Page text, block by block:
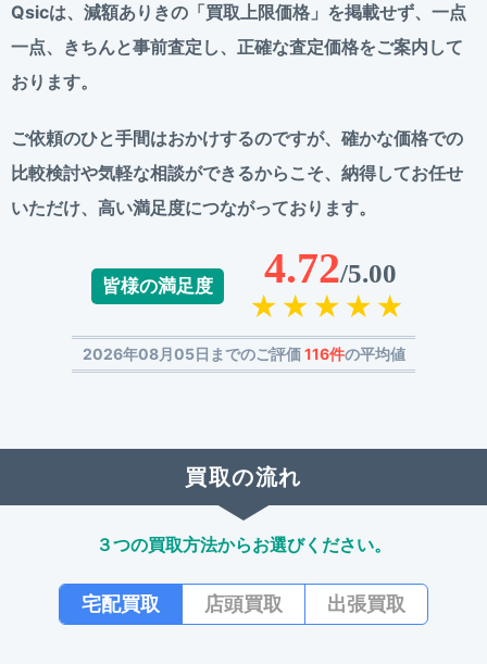
Qsicは、減額ありきの「買取上限価格」を掲載せず、 一点
一点、きちんと事前査定し、正確な査定価格をご案内して
おります。
ご依頼のひと手間はおかけするのですが、 確かな価格での
比較検討や気軽な相談ができるからこそ、 納得してお任せ
いただけ、高い満足度につながっております。
皆様の満足度 4.72/5.00
2026年08月05日までのご評価116件の平均値
買取の流れ
３つの買取方法からお選びください。
宅配買取 店頭買取 出張買取